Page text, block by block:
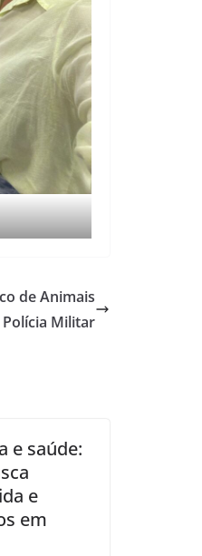
de Animais
Militar
e saúde:
e
em